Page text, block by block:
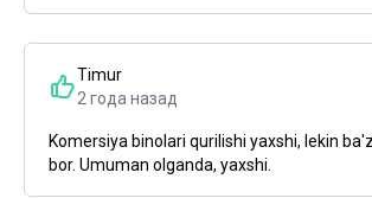
Timur
2 года назад
Komersiya binolari qurilishi yaxshi, lekin
bor. Umuman olganda, yaxshi.